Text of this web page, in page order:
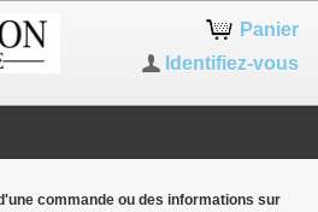
Panier
Identifiez-vous
commande ou des informations sur